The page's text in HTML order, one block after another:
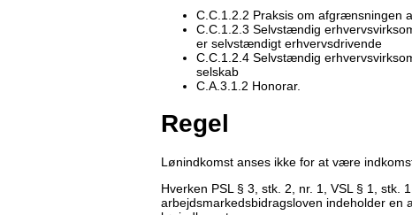
C.C.1.2.2 Praksis om afgrænsningen
C.C.1.2.3 Selvstændig
er selvstændigt erhvervsdrivende
C.C.1.2.4 Selvstændig
selskab
C.A.3.1.2 Honorar.
Regel
Lønindkomst anses ikke for at være
Hverken PSL § 3, stk. 2, nr. 1, VSL § 1,
arbejdsmarkedsbidragsloven indeholder